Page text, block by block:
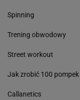
Spinning
Trening obwodowy
Street workout
Jak zrobić 100 pompek
Callanetics